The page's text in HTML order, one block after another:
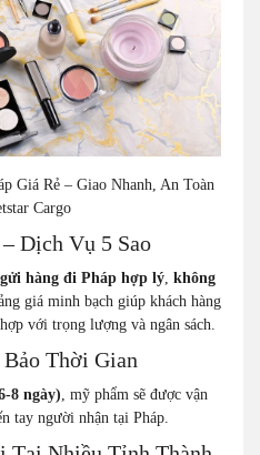
Giá Rẻ – Giao Nhanh, An Toàn
Cargo
Dịch Vụ 5 Sao
hàng đi Pháp hợp lý, không
giá minh bạch giúp khách hàng
với trọng lượng và ngân sách.
Thời Gian
8 ngày), mỹ phẩm sẽ được vận
tay người nhận tại Pháp.